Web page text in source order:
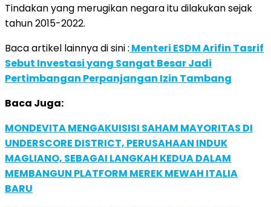
Tindakan yang merugikan negara itu dilakukan sejak
tahun 2015-2022.
Baca artikel lainnya di sini : Menteri ESDM Arifin Tasrif
Sebut Investasi yang Sangat Besar Jadi
Pertimbangan Perpanjangan Izin Tambang
Baca Juga:
MONDEVITA MENGAKUISISI SAHAM MAYORITAS DI
UNDERSCORE DISTRICT, PERUSAHAAN INDUK
MAGLIANO, SEBAGAI LANGKAH KEDUA DALAM
MEMBANGUN PLATFORM MEREK MEWAH ITALIA
BARU